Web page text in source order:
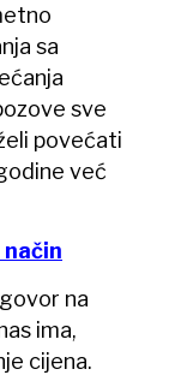
sa
sve
povećati
već
na
ima,
cijena.